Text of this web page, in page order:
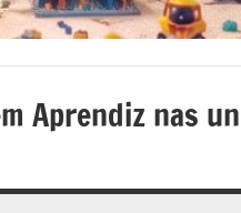
Aprendiz nas